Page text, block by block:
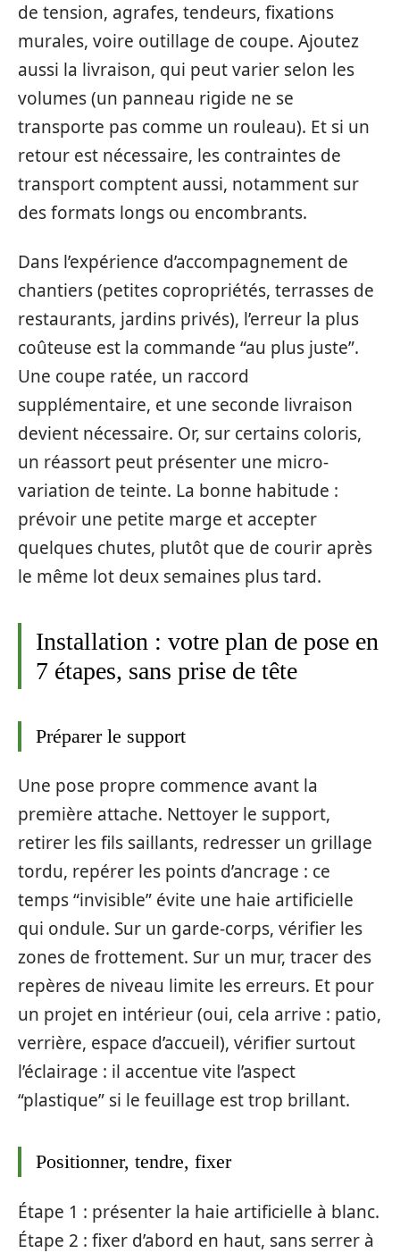
de tension, agrafes, tendeurs, fixations
murales, voire outillage de coupe. Ajoutez
aussi la livraison, qui peut varier selon les
volumes (un panneau rigide ne se
transporte pas comme un rouleau). Et si un
retour est nécessaire, les contraintes de
transport comptent aussi, notamment sur
des formats longs ou encombrants.
Dans l’expérience d’accompagnement de
chantiers (petites copropriétés, terrasses de
restaurants, jardins privés), l’erreur la plus
coûteuse est la commande “au plus juste”.
Une coupe ratée, un raccord
supplémentaire, et une seconde livraison
devient nécessaire. Or, sur certains coloris,
un réassort peut présenter une micro-
variation de teinte. La bonne habitude :
prévoir une petite marge et accepter
quelques chutes, plutôt que de courir après
le même lot deux semaines plus tard.
Installation : votre plan de pose en
7 étapes, sans prise de tête
Préparer le support
Une pose propre commence avant la
première attache. Nettoyer le support,
retirer les fils saillants, redresser un grillage
tordu, repérer les points d’ancrage : ce
temps “invisible” évite une haie artificielle
qui ondule. Sur un garde-corps, vérifier les
zones de frottement. Sur un mur, tracer des
repères de niveau limite les erreurs. Et pour
un projet en intérieur (oui, cela arrive : patio,
verrière, espace d’accueil), vérifier surtout
l’éclairage : il accentue vite l’aspect
“plastique” si le feuillage est trop brillant.
Positionner, tendre, fixer
Étape 1 : présenter la haie artificielle à blanc.
Étape 2 : fixer d’abord en haut, sans serrer à